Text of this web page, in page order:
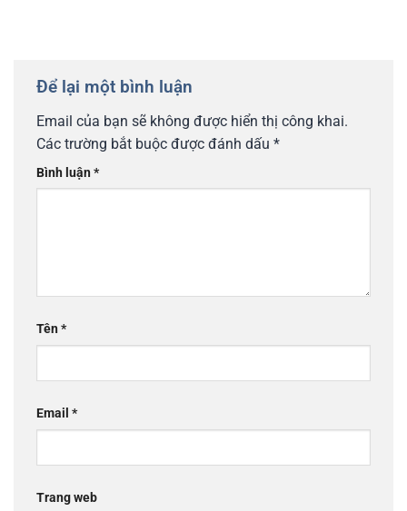
Để lại một bình luận
Email của bạn sẽ không được hiển thị công khai.
Các trường bắt buộc được đánh dấu *
Bình luận*
Tên*
Email *
Trang web